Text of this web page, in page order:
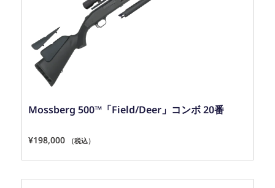
Mossberg 500™「Field/Deer」コンボ 20番
¥198,000 （税込）